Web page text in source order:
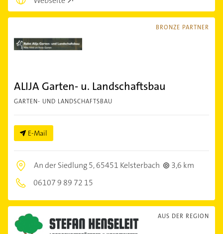
BRONZE PARTNER
ALIJA Garten- u. Landschaftsbau
GARTEN- UND LANDSCHAFTSBAU
E-Mail
An der Siedlung 5,65451 Kelsterbach
3,6 km
06107 9 89 72 15
AUS DER REGION